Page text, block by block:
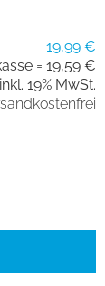
19,99 €
= 19,59 €
inkl. 19% MwSt.